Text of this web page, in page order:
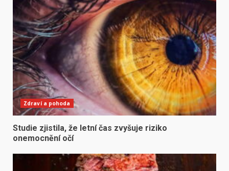
Zdraví a pohoda
Studie zjistila, že letní čas zvyšuje riziko
onemocnění očí